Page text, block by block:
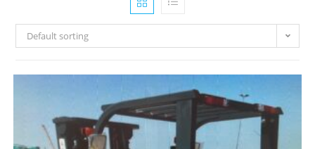
Default sorting